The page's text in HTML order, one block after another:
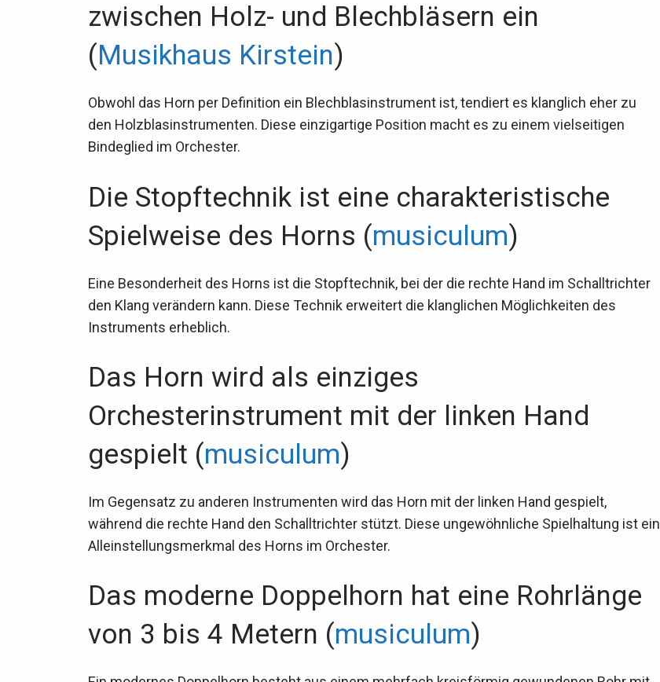
zwischen Holz- und Blechbläsern ein
(Musikhaus Kirstein)
Obwohl das Horn per Definition ein Blechblasinstrument ist, tendiert es klanglich eher zu
den Holzblasinstrumenten. Diese einzigartige Position macht es zu einem vielseitigen
Bindeglied im Orchester.
Die Stopftechnik ist eine charakteristische
Spielweise des Horns (musiculum)
Eine Besonderheit des Horns ist die Stopftechnik, bei der die rechte Hand im Schalltrichter
den Klang verändern kann. Diese Technik erweitert die klanglichen Möglichkeiten des
Instruments erheblich.
Das Horn wird als einziges
Orchesterinstrument mit der linken Hand
gespielt (musiculum)
Im Gegensatz zu anderen Instrumenten wird das Horn mit der linken Hand gespielt,
während die rechte Hand den Schalltrichter stützt. Diese ungewöhnliche Spielhaltung ist ein
Alleinstellungsmerkmal des Horns im Orchester.
Das moderne Doppelhorn hat eine Rohrlänge
von 3 bis 4 Metern (musiculum)